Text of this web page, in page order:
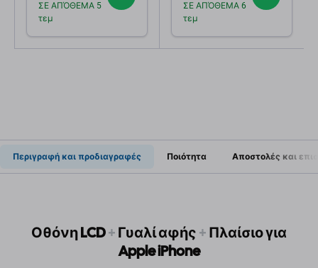
ΣΕ ΑΠΌΘΕΜΑ 5
τεμ
ΣΕ ΑΠΌΘΕΜΑ 6
τεμ
Περιγραφή και προδιαγραφές Ποιότητα Αποστολές και
Οθόνη LCD+Γυαλί αφής+Πλαίσιο για
Apple iPhone